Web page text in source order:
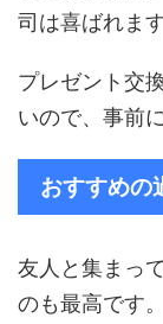
司は喜ばれま
プレゼント交
いので、事前
おすすめの
友人と集まっ
のも最高です。